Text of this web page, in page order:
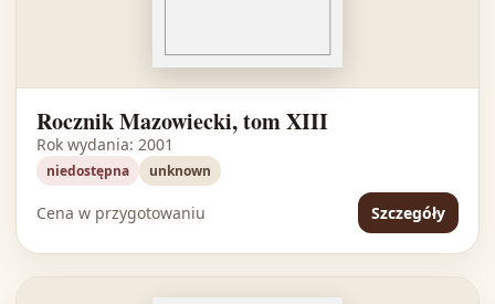
Rocznik Mazowiecki, tom XIII
Rok wydania: 2001
niedostępna unknown
Cena w przygotowaniu Szczegóły